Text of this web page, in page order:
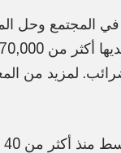
في المجتمع وحل
لمزيد من